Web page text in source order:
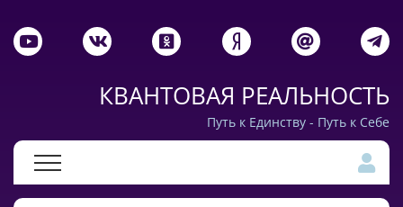
КВАНТОВАЯ РЕАЛЬНОСТЬ
Путь к Единству - Путь к Себе